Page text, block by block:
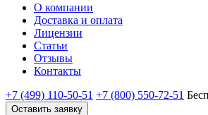
О компании
Доставка и оплата
Лицензии
Статьи
Отзывы
Контакты
+7 (499) 110-50-51 +7 (800) 550-72-51
Оставить заявку